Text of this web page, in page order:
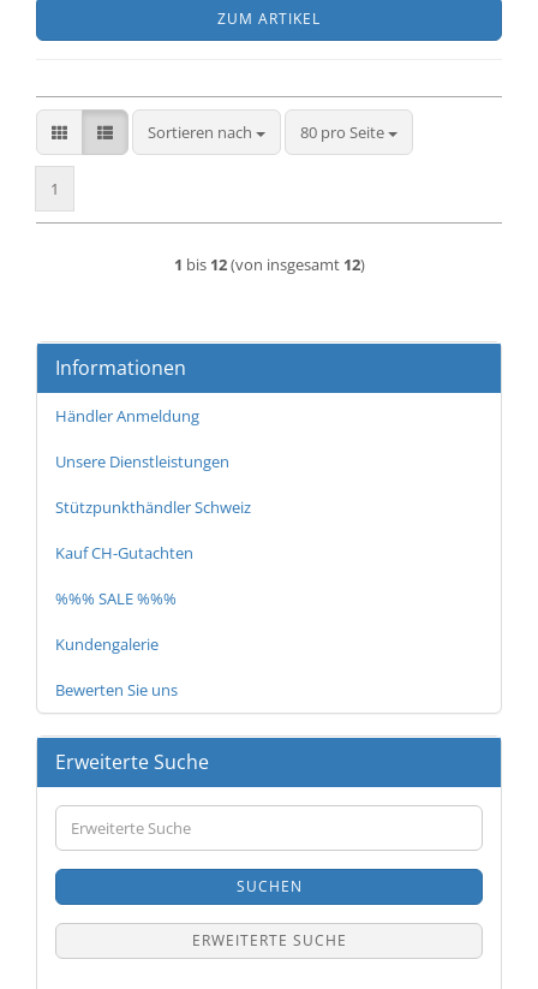
ZUM ARTIKEL
Sortieren nach
Sortieren nach 80 pro Seite
pro Seite
1
1 bis 12(von insgesamt 12)
Informationen
Händler Anmeldung
Unsere Dienstleistungen
Stützpunkthändler Schweiz
Kauf CH-Gutachten
%%% SALE %%%
Kundengalerie
Bewerten Sie uns
Erweiterte Suche
Erweiterte
Suche
SUCHEN
ERWEITERTE SUCHE